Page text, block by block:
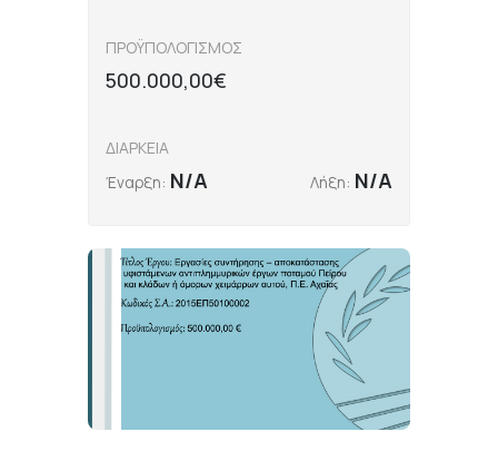
ΠΡΟΫΠΟΛΟΓΙΣΜΟΣ
500.000,00€
ΔΙΑΡΚΕΙΑ
Έναρξη: N/A Λήξη: N/A